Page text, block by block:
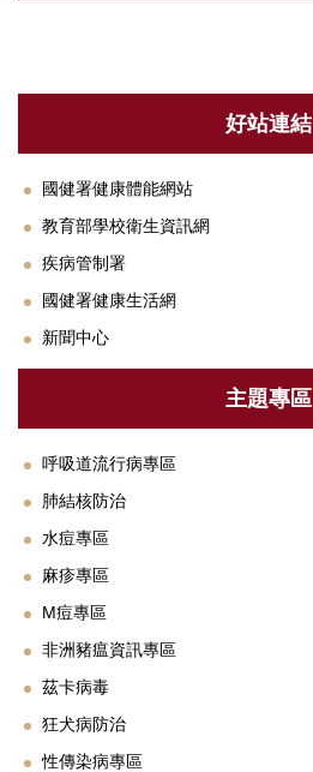
職業安全衛生護理
衛教專區
法規與SOP
單位設備及校園友善設施介紹
聯絡我們
鄰近醫療資源
好站連結
國健署健康體能網站
教育部學校衛生資訊網
疾病管制署
國健署健康生活網
新聞中心
主題專區
呼吸道流行病專區
肺結核防治
水痘專區
麻疹專區
M痘專區
非洲豬瘟資訊專區
茲卡病毒
狂犬病防治
性傳染病專區